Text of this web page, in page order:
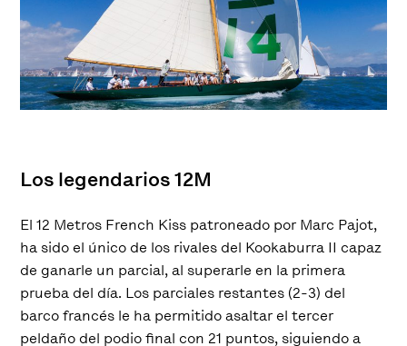
Los legendarios 12M
El 12 Metros French Kiss patroneado por Marc Pajot,
ha sido el único de los rivales del Kookaburra II capaz
de ganarle un parcial, al superarle en la primera
prueba del día. Los parciales restantes (2-3) del
barco francés le ha permitido asaltar el tercer
peldaño del podio final con 21 puntos, siguiendo a